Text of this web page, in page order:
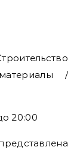
/
20:00